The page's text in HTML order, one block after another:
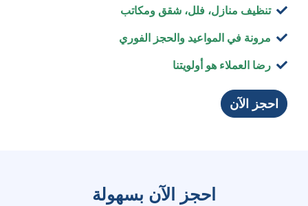
تنظيف منازل، فلل، شقق ومكاتب
مرونة في المواعيد والحجز الفوري
رضا العملاء هو أولويتنا
احجز الآن
احجز الآن بسهولة